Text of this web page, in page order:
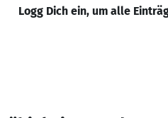
Logg Dich ein, um alle